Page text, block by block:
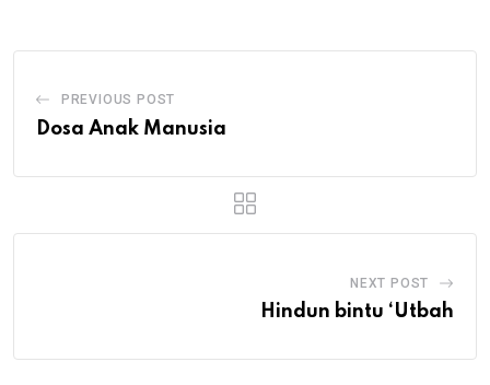
PREVIOUS POST
Dosa Anak Manusia
NEXT POST
Hindun bintu ‘Utbah